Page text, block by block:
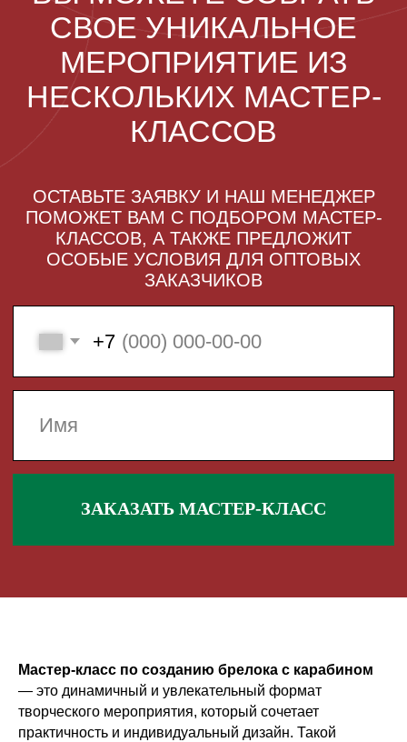
Мастер-класс по созданию брелока с карабином
— это динамичный и увлекательный формат
творческого мероприятия, который сочетает
практичность и индивидуальный дизайн. Такой